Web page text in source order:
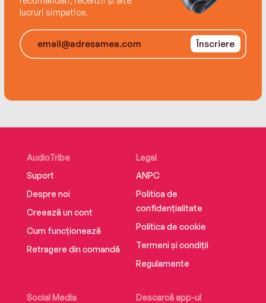
lucruri simpatice.
Înscriere
AudioTribe
Suport
Despre noi
Creează un cont
Cum funcționează
Retragere din comandă
Social Media
Descarcă app-ul
Legal
ANPC
Politica de
confidențialitate
Politica de cookie
Termeni și condiții
Regulamente